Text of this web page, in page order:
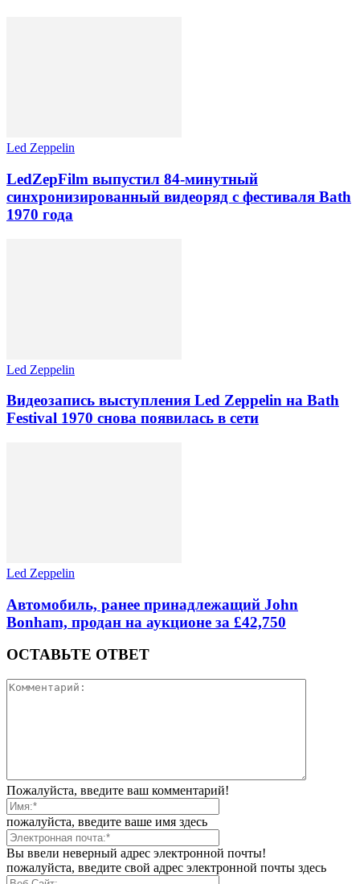
Led Zeppelin
LedZepFilm выпустил 84-минутный
синхронизированный видеоряд с фестиваля Bath
1970 года
Led Zeppelin
Видеозапись выступления Led Zeppelin на Bath
Festival 1970 снова появилась в сети
Led Zeppelin
Автомобиль, ранее принадлежащий John
Bonham, продан на аукционе за £42,750
ОСТАВЬТЕ ОТВЕТ
Пожалуйста, введите ваш комментарий!
пожалуйста, введите ваше имя здесь
Вы ввели неверный адрес электронной почты!
пожалуйста, введите свой адрес электронной почты здесь